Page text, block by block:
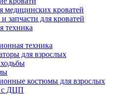
медицинских кроватей
запчасти для кроватей
техника
техника
для взрослых
костюмы для взрослых
с ДЦП